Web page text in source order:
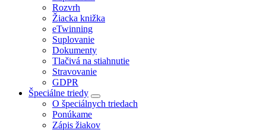
Rozvrh
Žiacka knižka
eTwinning
Suplovanie
Dokumenty
Tlačivá na stiahnutie
Stravovanie
GDPR
Špeciálne triedy
O špeciálnych triedach
Ponúkame
Zápis žiakov